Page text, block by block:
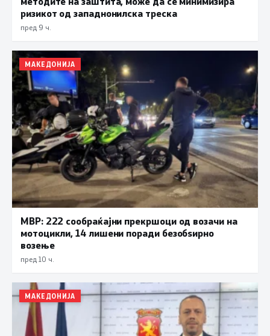
ризикот од западнонилска треска
пред 9 ч.
МАКЕДОНИЈА
МВР: 222 сообраќајни прекршоци од возачи на
мотоцикли, 14 лишени поради безобѕирно
возење
пред 10 ч.
МАКЕДОНИЈА